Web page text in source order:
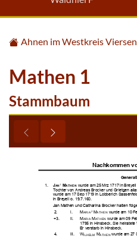
Ahnen im Westkreis Viersen
Mathen 1
Stammbaum
   

   
   
   